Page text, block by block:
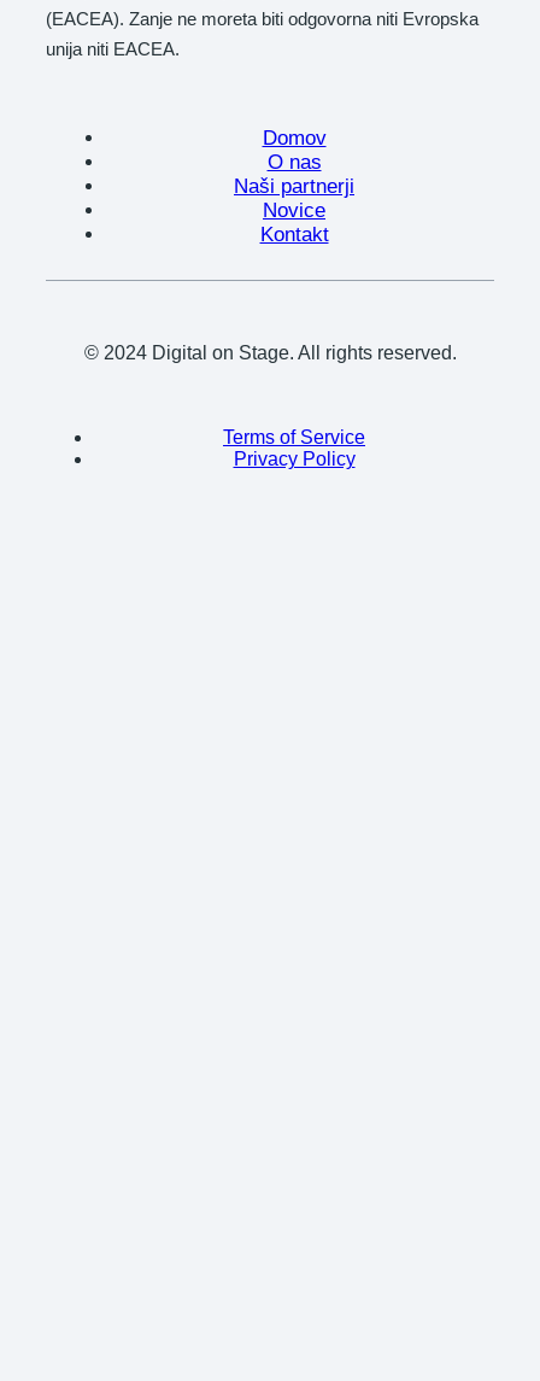
(EACEA). Zanje ne moreta biti odgovorna niti Evropska
unija niti EACEA.
Domov
O nas
Naši partnerji
Novice
Kontakt
© 2024 Digital on Stage. All rights reserved.
Terms of Service
Privacy Policy